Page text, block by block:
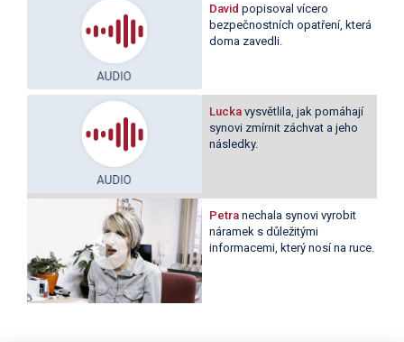
David popisoval vícero
bezpečnostních opatření, která
doma zavedli.
Lucka vysvětlila, jak pomáhají
synovi zmírnit záchvat a jeho
následky.
Petra nechala synovi vyrobit
náramek s důležitými
informacemi, který nosí na ruce.